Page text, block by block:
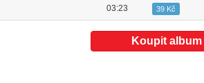
03:23 39 Kč
Koupit album